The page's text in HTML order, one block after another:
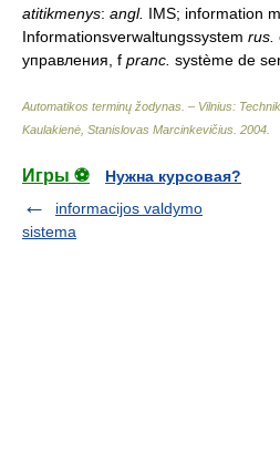
atitikmenys: angl. IMS; information
Informationsverwaltungssystem rus.
управления, f pranc. système de
Automatikos terminų žodynas. – Vilnius:
Kaulakienė, Stanislovas Marcinkevičius 2004
Игры ⚽
Нужна курсовая?
informacijos valdymo
sistema